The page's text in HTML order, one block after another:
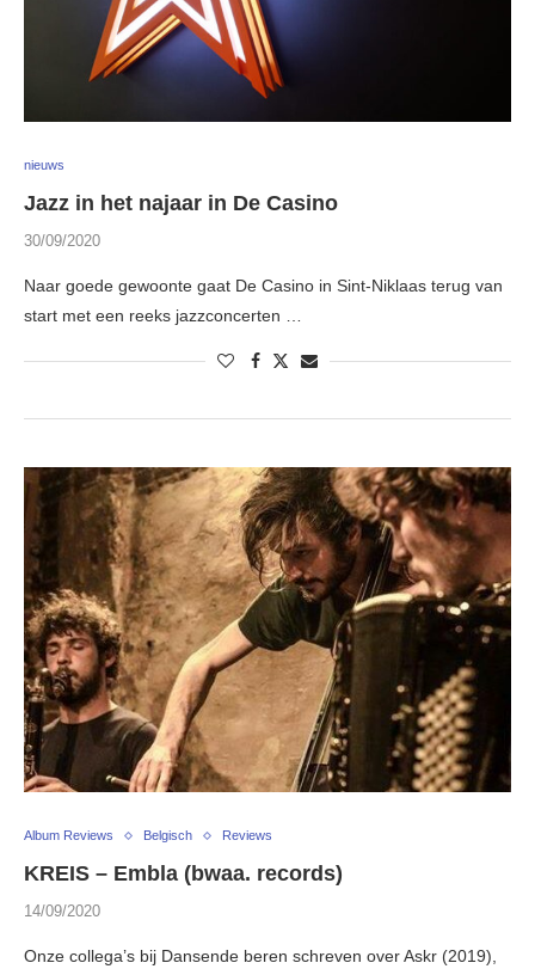
nieuws
Jazz in het najaar in De Casino
30/09/2020
Naar goede gewoonte gaat De Casino in Sint-Niklaas terug van
start met een reeks jazzconcerten …
Album Reviews Belgisch Reviews
KREIS – Embla (bwaa. records)
14/09/2020
Onze collega’s bij Dansende beren schreven over Askr (2019),